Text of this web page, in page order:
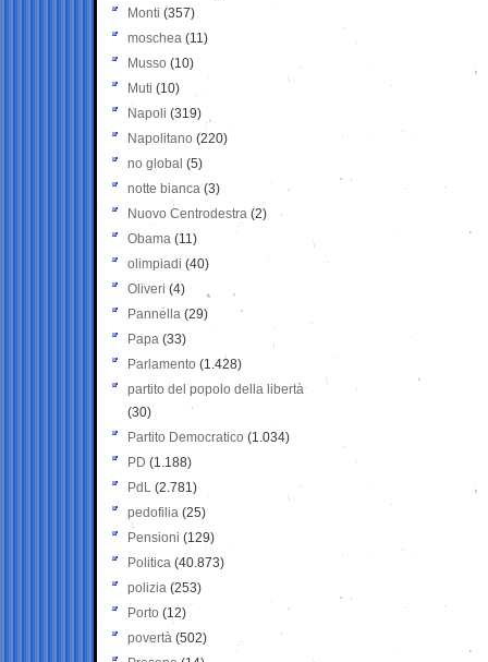
Monti (357)
moschea (11)
Musso (10)
Muti (10)
Napoli (319)
Napolitano (220)
no global (5)
notte bianca (3)
Nuovo Centrodestra (2)
Obama (11)
olimpiadi (40)
Oliveri (4)
Pannella (29)
Papa (33)
Parlamento (1.428)
partito del popolo della libertà
(30)
Partito Democratico (1.034)
PD (1.188)
PdL (2.781)
pedofilia (25)
Pensioni (129)
Politica (40.873)
polizia (253)
Porto (12)
povertà (502)